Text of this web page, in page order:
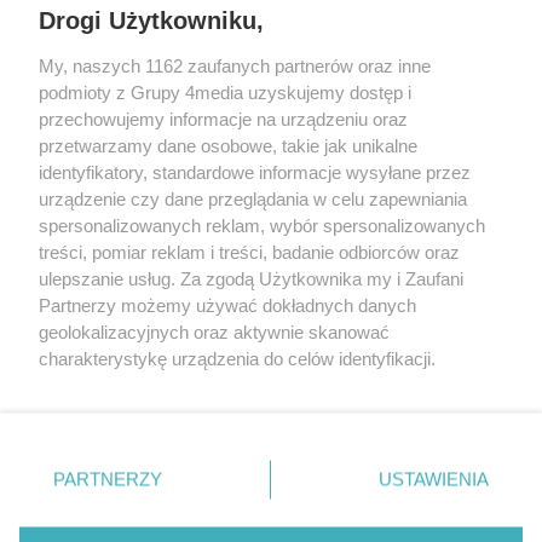
Redakcja Reklama Prywatność
Praca Łódź
the:protocol
Facebook.com
Youtube.com
Drogi Użytkowniku,
My, naszych 1162 zaufanych partnerów oraz inne
podmioty z Grupy 4media uzyskujemy dostęp i
przechowujemy informacje na urządzeniu oraz
przetwarzamy dane osobowe, takie jak unikalne
identyfikatory, standardowe informacje wysyłane przez
urządzenie czy dane przeglądania w celu zapewniania
spersonalizowanych reklam, wybór spersonalizowanych
treści, pomiar reklam i treści, badanie odbiorców oraz
ulepszanie usług. Za zgodą Użytkownika my i Zaufani
Partnerzy możemy używać dokładnych danych
geolokalizacyjnych oraz aktywnie skanować
charakterystykę urządzenia do celów identyfikacji.
zmienić/wycofać klikając przycisk ustawień prywatności
znajdujący się w lewym dolnym rogu strony
. Niektóre
PARTNERZY USTAWIENIA